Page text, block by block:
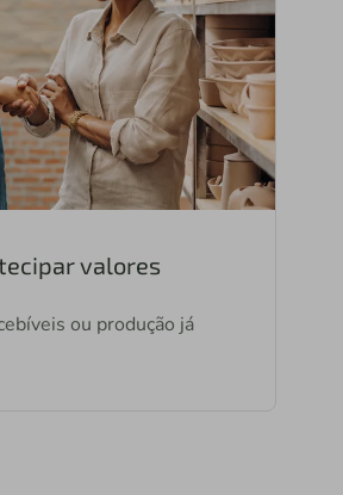
valores
ou produção já